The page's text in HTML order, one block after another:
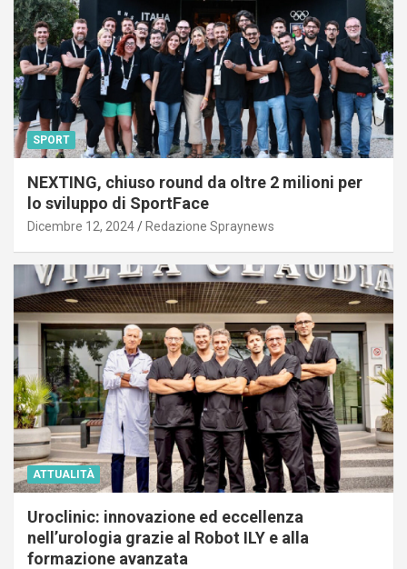
SPORT
NEXTING, chiuso round da oltre 2 milioni per
lo sviluppo di SportFace
Dicembre 12, 2024 Redazione Spraynews
ATTUALITÀ
Uroclinic: innovazione ed eccellenza
nell’urologia grazie al Robot ILY e alla
formazione avanzata